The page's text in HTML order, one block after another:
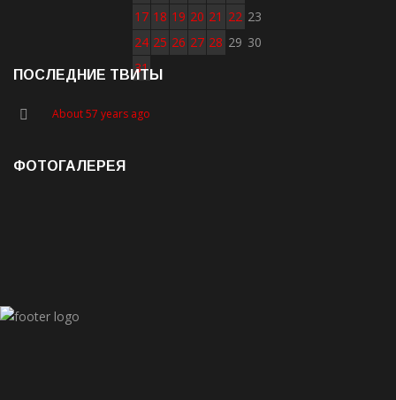
17 18 19 20 21 22 23
24 25 26 27 28 29 30
31
ПОСЛЕДНИЕ ТВИТЫ
About 57 years ago
ФОТОГАЛЕРЕЯ